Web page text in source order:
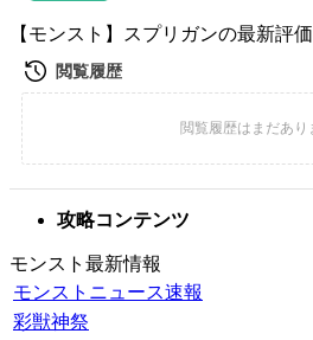
【モンスト】スプリガンの最新評価
攻略コンテンツ
モンスト最新情報
モンストニュース速報
彩獣神祭